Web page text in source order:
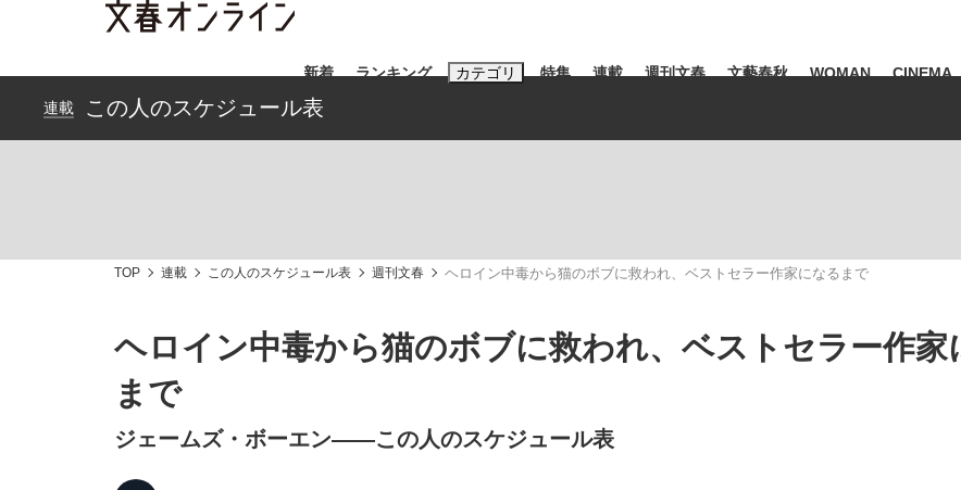
新着 ランキング カテゴリ 特集 連載 週刊文春 文藝春秋 WOMAN CINEMA
#藤田晋 #高市早苗 #後藤真希 #森岡毅 #城彰二 #内田有紀 #松田聖
連載 この人のスケジュール表
TOP 連載 この人のスケジュール表 週刊文春 ヘロイン中毒から猫のボブに救われ、ベストセラー作家になるまで
ヘロイン中毒から猫のボブに救われ、ベストセラー作家
まで
ジェームズ・ボーエン――この人のスケジュール表